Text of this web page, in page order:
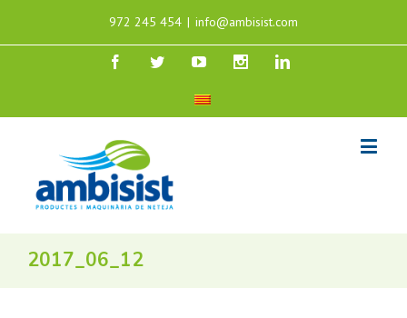
972 245 454 | info@ambisist.com
2017_06_12